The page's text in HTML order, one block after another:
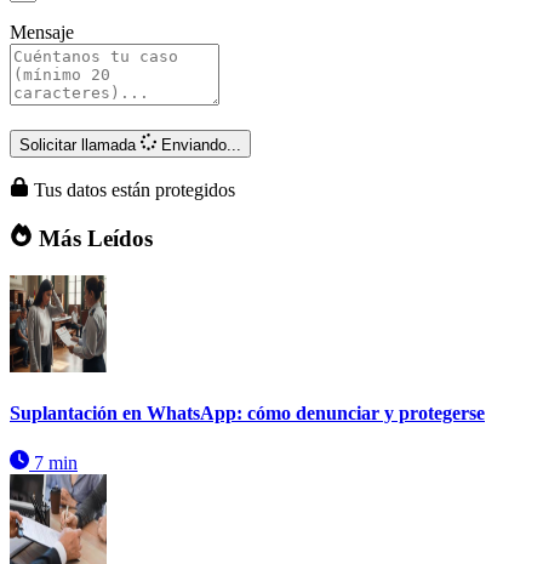
Mensaje
Solicitar llamada Enviando...
Tus datos están protegidos
Más Leídos
Suplantación en WhatsApp: cómo denunciar y protegerse
7 min